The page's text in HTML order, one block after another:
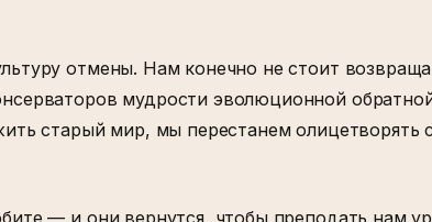
отмены. Нам конечно не стоит
мудрости эволюционной
старый мир, мы перестанем олицетворять